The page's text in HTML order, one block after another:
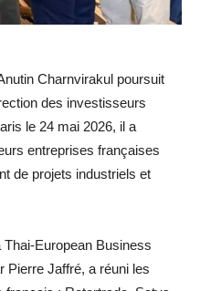
Charnvirakul poursuit
des investisseurs
le 24 mai 2026, il a
entreprises françaises
de projets industriels et
European Business
Pierre Jaffré, a réuni les